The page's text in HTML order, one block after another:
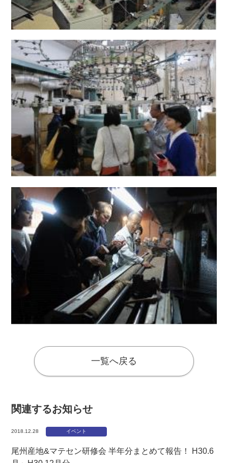
一覧へ戻る
関連するお知らせ
2018.12.28 イベント
尾州産地&マテセン研修会 半年分まとめて報告！ H30.6